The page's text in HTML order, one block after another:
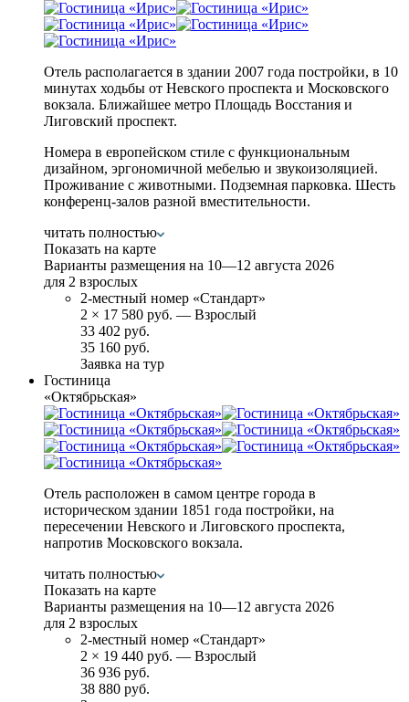
Отель располагается в здании 2007 года постройки, в 10
минутах ходьбы от Невского проспекта и Московского
вокзала. Ближайшее метро Площадь Восстания и
Лиговский проспект.
Номера в европейском стиле с функциональным
дизайном, эргономичной мебелью и звукоизоляцией.
Проживание с животными. Подземная парковка. Шесть
конференц-залов разной вместительности.
читать полностью
Показать на карте
Варианты размещения на 10—12 августа 2026
для 2 взрослых
2-местный номер «Стандарт»
2 × 17 580 руб. — Взрослый
33 402 руб.
35 160 руб.
Заявка на тур
Гостиница
«Октябрьская»
Отель расположен в самом центре города в
историческом здании 1851 года постройки, на
пересечении Невского и Лиговского проспекта,
напротив Московского вокзала.
читать полностью
Показать на карте
Варианты размещения на 10—12 августа 2026
для 2 взрослых
2-местный номер «Стандарт»
2 × 19 440 руб. — Взрослый
36 936 руб.
38 880 руб.